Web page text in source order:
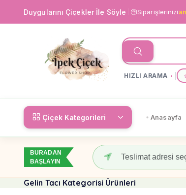
Duygularını Çiçekler İle Söyle Siparişlerinizi
HIZLI ARAMA
Çiçek Kategorileri Anasayfa
BURADAN
BAŞLAYIN
Gelin Tacı Kategorisi Ürünleri